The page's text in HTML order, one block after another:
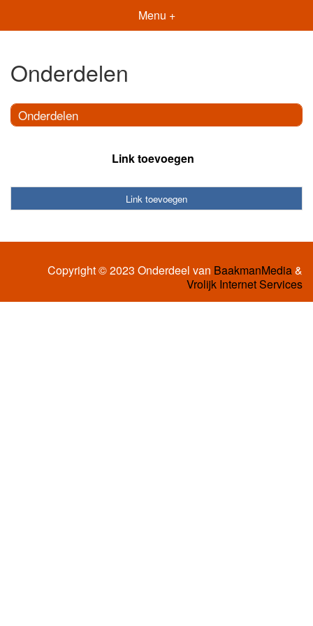
Menu +
Onderdelen
Onderdelen
Link toevoegen
Link toevoegen
Copyright © 2023 Onderdeel van BaakmanMedia&
Vrolijk Internet Services